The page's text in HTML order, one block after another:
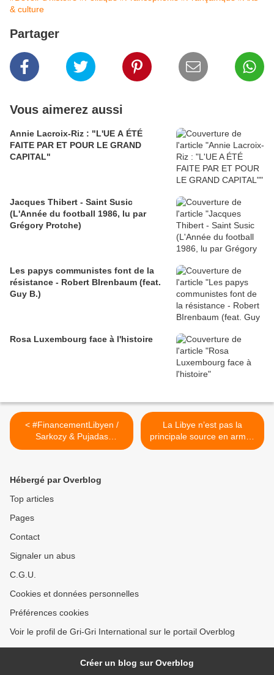
& culture
Partager
Vous aimerez aussi
Annie Lacroix-Riz : "L'UE A ÉTÉ
FAITE PAR ET POUR LE GRAND
CAPITAL"
Jacques Thibert - Saint Susic
(L'Année du football 1986, lu par
Grégory Protche)
Les papys communistes font de la
résistance - Robert BIrenbaum (feat.
Guy B.)
Rosa Luxembourg face à l'histoire
< #FinancementLibyen /
Sarkozy & Pujadas
connaissent pas la honte...
La Libye n’est pas la
principale source en armes
des jihadistes >
Hébergé par Overblog
Top articles
Pages
Contact
Signaler un abus
C.G.U.
Cookies et données personnelles
Préférences cookies
Voir le profil de Gri-Gri International sur le portail Overblog
Créer un blog sur Overblog